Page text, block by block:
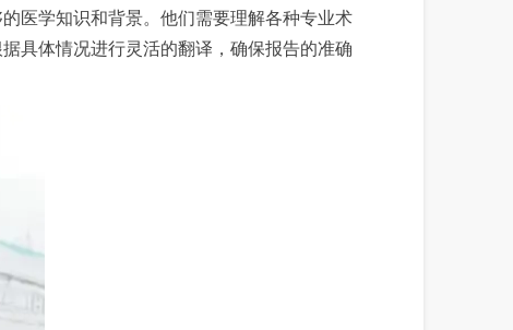
医学知识和背景。他们需要理解各种专业术
具体情况进行灵活的翻译，确保报告的准确